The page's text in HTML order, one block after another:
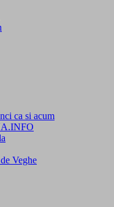
ca si acum
Veghe